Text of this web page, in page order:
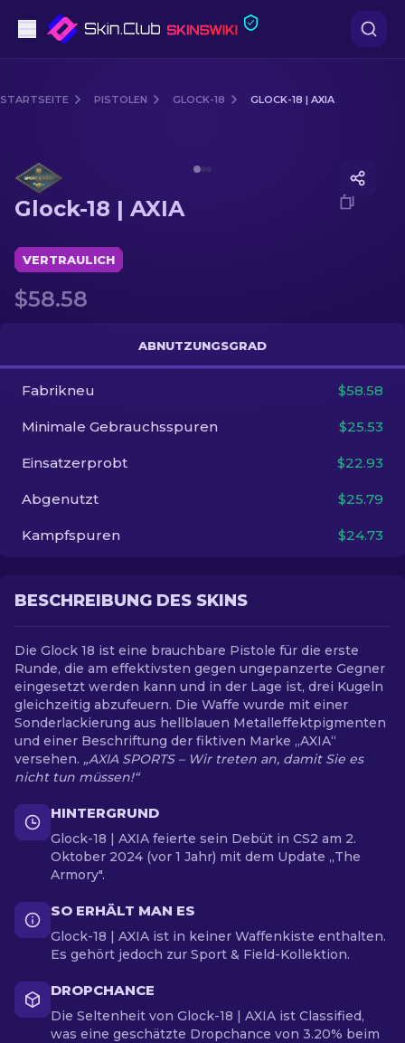
Gewehr
Scharfschützengewehr
Messer
Handschuh
Andere
STARTSEITE PISTOLEN GLOCK-18 GLOCK-18 | AXIA
Glock-18 | AXIA
VERTRAULICH
$58.58
ABNUTZUNGSGRAD
Fabrikneu $58.58
Minimale Gebrauchsspuren $25.53
Einsatzerprobt $22.93
Abgenutzt $25.79
Kampfspuren $24.73
BESCHREIBUNG DES SKINS
Die Glock 18 ist eine brauchbare Pistole für die erste
Runde, die am effektivsten gegen ungepanzerte Gegner
eingesetzt werden kann und in der Lage ist, drei Kugeln
gleichzeitig abzufeuern. Die Waffe wurde mit einer
Sonderlackierung aus hellblauen Metalleffektpigmenten
und einer Beschriftung der fiktiven Marke „AXIA“
versehen. „AXIA SPORTS – Wir treten an, damit Sie es
nicht tun müssen!“
HINTERGRUND
Glock-18 | AXIA feierte sein Debüt in CS2 am 2.
Oktober 2024 (vor 1 Jahr) mit dem Update „The
Armory".
SO ERHÄLT MAN ES
Glock-18 | AXIA ist in keiner Waffenkiste enthalten.
Es gehört jedoch zur Sport & Field-Kollektion.
DROPCHANCE
Die Seltenheit von Glock-18 | AXIA ist Classified,
was eine geschätzte Dropchance von 3.20% beim